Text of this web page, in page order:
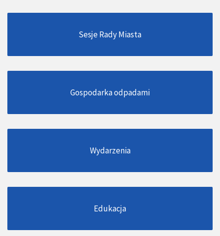
Sesje Rady Miasta
Gospodarka odpadami
Wydarzenia
Edukacja